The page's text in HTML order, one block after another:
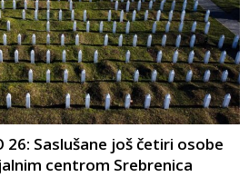
26: Saslušane još četiri osobe
centrom Srebrenica